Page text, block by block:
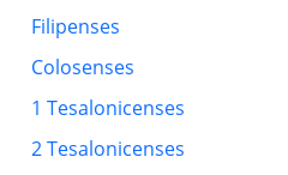
Filipenses
Colosenses
1 Tesalonicenses
2 Tesalonicenses